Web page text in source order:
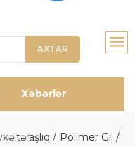
AXTAR
Xəbərlər
Polimer Gil